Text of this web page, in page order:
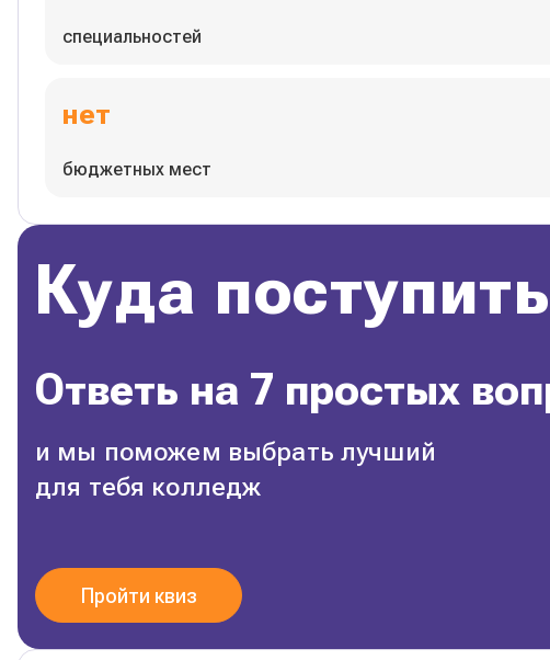
специальностей
нет
бюджетных мест
Куда
Ответь на 7 простых
и мы поможем выбрать лучший
для тебя колледж
Пройти квиз